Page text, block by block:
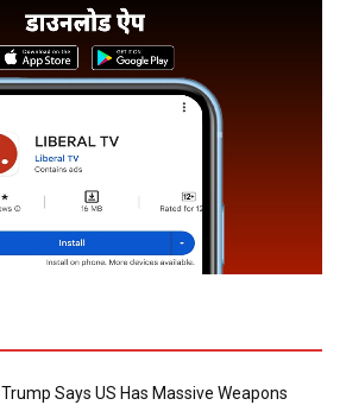
Trump Says US Has Massive Weapons